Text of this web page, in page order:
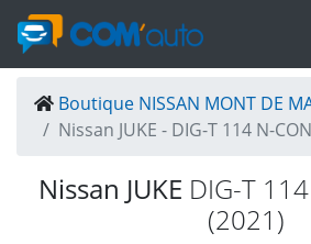
Boutique NISSAN MONT DE
Nissan JUKE - DIG-T 114 N-
Nissan JUKE DIG-T
(2021)